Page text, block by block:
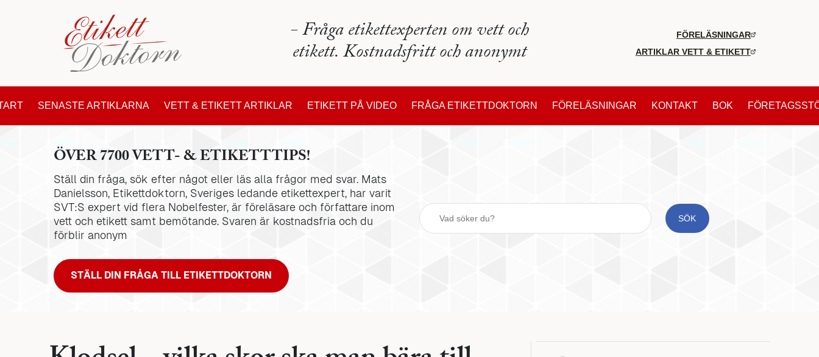
- Fråga etikettexperten om vett och
etikett. Kostnadsfritt och anonymt
FÖRELÄSNINGAR
ARTIKLAR VETT & ETIKETT
SENASTE ARTIKLARNA VETT & ETIKETT ARTIKLAR ETIKETT PÅ VIDEO FRÅGA ETIKETTDOKTORN FÖRELÄSNINGAR KONTAKT BOK
ÖVER 7700 VETT- & ETIKETTTIPS!
Ställ din fråga, sök efter något eller läs alla frågor med svar. Mats
Danielsson, Etikettdoktorn, Sveriges ledande etikettexpert, har varit
SVT:S expert vid flera Nobelfester, är föreläsare och författare inom
vett och etikett samt bemötande. Svaren är kostnadsfria och du
förblir anonym
STÄLL DIN FRÅGA TILL ETIKETTDOKTORN